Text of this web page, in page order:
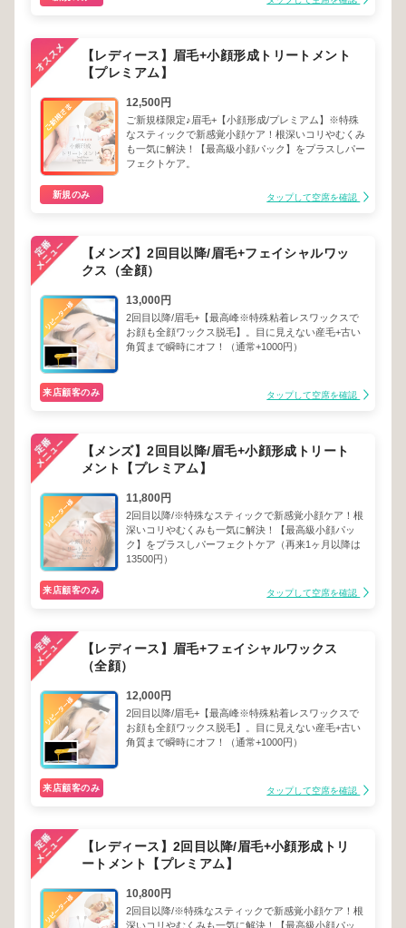
【レディース】眉毛+小顔形成トリートメント
【プレミアム】
12,500円
ご新規様限定♪眉毛+【小顔形成/プレミアム】※特殊
なスティックで新感覚小顔ケア！根深いコリやむくみ
も一気に解決！【最高級小顔パック】をプラスしパー
フェクトケア。
新規のみ タップして空席を確認
【メンズ】2回目以降/眉毛+フェイシャルワッ
クス（全顔）
13,000円
2回目以降/眉毛+【最高峰※特殊粘着レスワックスで
お顔も全顔ワックス脱毛】。目に見えない産毛+古い
角質まで瞬時にオフ！（通常+1000円）
来店顧客のみ タップして空席を確認
【メンズ】2回目以降/眉毛+小顔形成トリート
メント【プレミアム】
11,800円
2回目以降/※特殊なスティックで新感覚小顔ケア！根
深いコリやむくみも一気に解決！【最高級小顔パッ
ク】をプラスしパーフェクトケア（再来1ヶ月以降は
13500円）
来店顧客のみ タップして空席を確認
【レディース】眉毛+フェイシャルワックス
（全顔）
12,000円
2回目以降/眉毛+【最高峰※特殊粘着レスワックスで
お顔も全顔ワックス脱毛】。目に見えない産毛+古い
角質まで瞬時にオフ！（通常+1000円）
来店顧客のみ タップして空席を確認
【レディース】2回目以降/眉毛+小顔形成トリ
ートメント【プレミアム】
10,800円
2回目以降/※特殊なスティックで新感覚小顔ケア！根
深いコリやむくみも一気に解決！【最高級小顔パッ